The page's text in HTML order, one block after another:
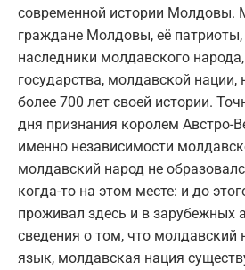
современной истории Молдовы.
граждане Молдовы, её
наследники молдавского
государства, молдавской
более 700 лет своей истории.
дня признания королем Австро-
именно независимости
молдавский народ не
когда-то на этом месте: и до
проживал здесь и в зарубежных
сведения о том, что молдавский
язык, молдавская нация